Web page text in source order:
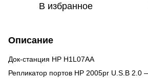
В избранное
Описание
Док-станция HP H1L07AA
Репликатор портов HP 2005pr U.S.B